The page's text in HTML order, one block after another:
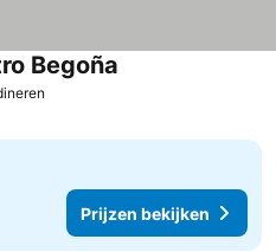
Begoña
Prijzen bekijken